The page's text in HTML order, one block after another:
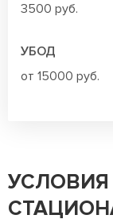
3500 руб.
УБОД
от 15000 руб.